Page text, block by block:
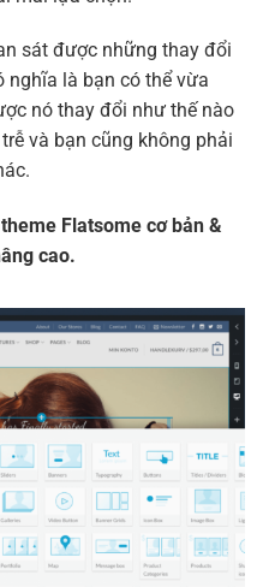
sát được những thay đổi
nghĩa là bạn có thể vừa
nó thay đổi như thế nào
và bạn cũng không phải
Flatsome cơ bản &
cao.